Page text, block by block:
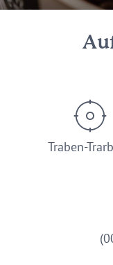
Traben-